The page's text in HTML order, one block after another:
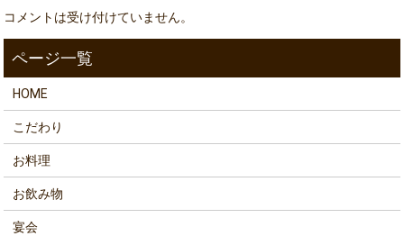
コメントは受け付けていません。
HOME
こだわり
お料理
お飲み物
宴会